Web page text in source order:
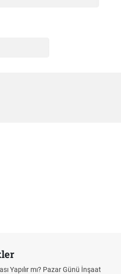
Yapılır mı? Pazar Günü İnşaat